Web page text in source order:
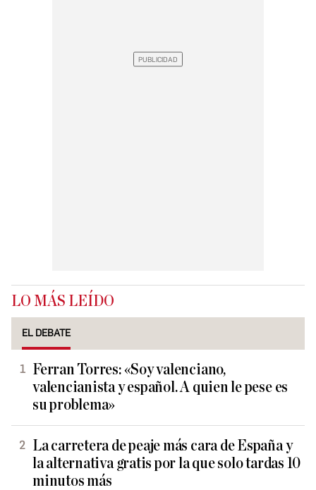
LO MÁS LEÍDO
EL DEBATE
Ferran Torres: «Soy valenciano,
valencianista y español. A quien le pese es
su problema»
La carretera de peaje más cara de España y
la alternativa gratis por la que solo tardas 10
minutos más